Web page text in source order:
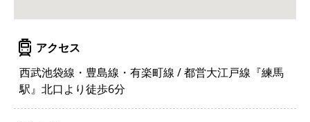
アクセス
西武池袋線・豊島線・有楽町線 / 都営大江戸線『練馬
駅』北口より徒歩6分